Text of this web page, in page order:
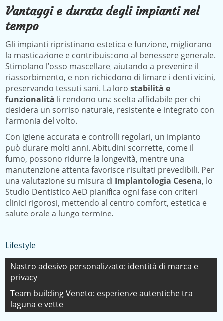
Vantaggi e durata degli impianti nel
tempo
Gli impianti ripristinano estetica e funzione, migliorano
la masticazione e contribuiscono al benessere generale.
Stimolano l’osso mascellare, aiutando a prevenire il
riassorbimento, e non richiedono di limare i denti vicini,
preservando tessuti sani. La lorostabilità e
funzionalità li rendono una scelta affidabile per chi
desidera un sorriso naturale, resistente e integrato con
l’armonia del volto.
Con igiene accurata e controlli regolari, un impianto
può durare molti anni. Abitudini scorrette, come il
fumo, possono ridurre la longevità, mentre una
manutenzione attenta favorisce risultati prevedibili. Per
una valutazione su misura di Implantologia Cesena, lo
Studio Dentistico AeD pianifica ogni fase con criteri
clinici rigorosi, mettendo al centro comfort, estetica e
salute orale a lungo termine.
Lifestyle
Navigazione
articoli
Nastro adesivo personalizzato: identità di marca e
privacy
Team building Veneto: esperienze autentiche tra
laguna e vette